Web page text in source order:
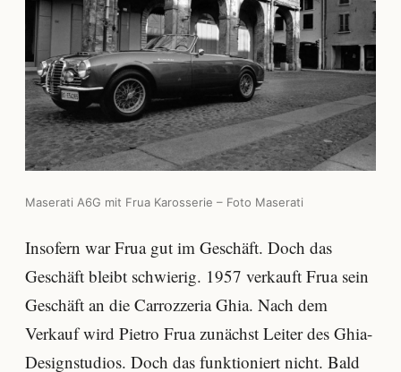
Maserati A6G mit Frua Karosserie – Foto Maserati
Insofern war Frua gut im Geschäft. Doch das
Geschäft bleibt schwierig. 1957 verkauft Frua sein
Geschäft an die Carrozzeria Ghia. Nach dem
Verkauf wird Pietro Frua zunächst Leiter des Ghia-
Designstudios. Doch das funktioniert nicht. Bald